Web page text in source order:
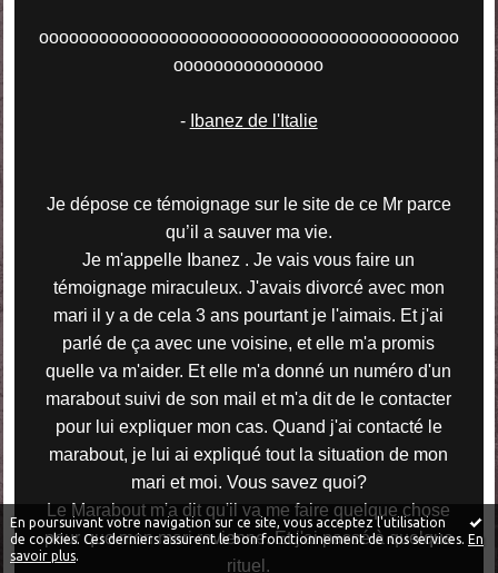
En poursuivant votre navigation sur ce site, vous acceptez l'utilisation
de cookies. Ces derniers assurent le bon fonctionnement de nos services. En
savoir plus.
oooooooooooooooooooooooooooooooooooooooooo
ooooooooooooooo
- Ibanez de l'Italie
Je dépose ce témoignage sur le site de ce Mr parce
qu’il a sauver ma vie.
Je m'appelle Ibanez . Je vais vous faire un
témoignage miraculeux. J'avais divorcé avec mon
mari il y a de cela 3 ans pourtant je l'aimais. Et j'ai
parlé de ça avec une voisine, et elle m'a promis
quelle va m'aider. Et elle m'a donné un numéro d'un
marabout suivi de son mail et m'a dit de le contacter
pour lui expliquer mon cas. Quand j'ai contacté le
marabout, je lui ai expliqué tout la situation de mon
mari et moi. Vous savez quoi?
Le Marabout m'a dit qu'il va me faire quelque chose
pour que mon mari revienne. Et j'ai passé à quelque
rituel.